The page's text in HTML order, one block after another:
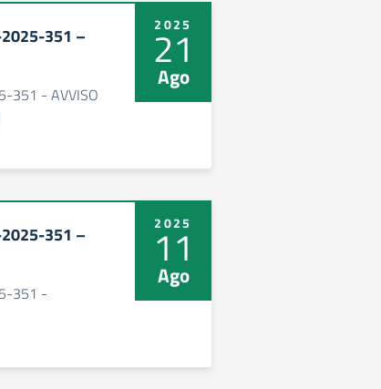
2025
21
Ago
351 –
351 - AVVISO
2025
11
Ago
351 –
351 -